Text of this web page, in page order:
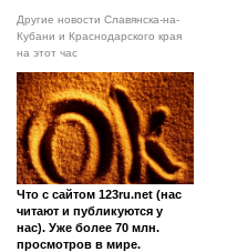
Другие новости Славянска-на-
Кубани и Краснодарского края
на этот час
Что с сайтом 123ru.net (нас
читают и публикуются у
нас). Уже более 70 млн.
просмотров в мире.